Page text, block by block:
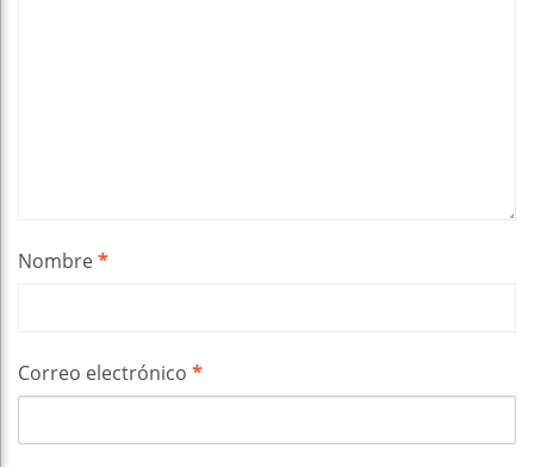
Nombre*
Correo electrónico *